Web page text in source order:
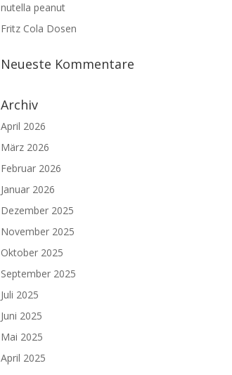
nutella peanut
Fritz Cola Dosen
Neueste Kommentare
Archiv
April 2026
März 2026
Februar 2026
Januar 2026
Dezember 2025
November 2025
Oktober 2025
September 2025
Juli 2025
Juni 2025
Mai 2025
April 2025